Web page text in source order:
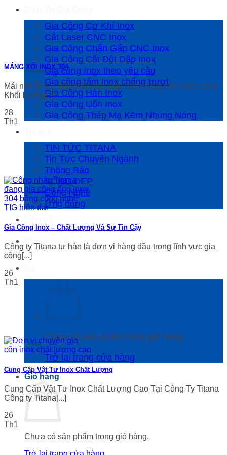
Gia Công Cơ Khí Inox
Cắt Laser CNC Inox
Gia Công Chấn Gấp CNC Inox
Gia Công Cắt Đột Dập Inox
Gia công Inox theo yêu cầu
Gia công tấm Inox chống trượt
Gia Công Hàn Inox
Gia Công Uốn Inox
Gia Công Thép Mạ Kẽm Nhúng Nóng
TIN TỨC TITANA
Tin Tức Chuyên Ngành
Thông Báo
SỐNG ĐẸP
Công Nghệ
Ứng dụng
Chưa có sản phẩm trong giỏ hàng.
Trở lại trang cửa hàng
Giỏ hàng
Chưa có sản phẩm trong giỏ hàng.
MÁNG XỐI INOX 304
Mái nhà là nơi tiếp nhận trực tiếp một lượng lớn nước mưa.
Khối lượng[...]
28
Th1
Gia Công Inox – Chất Lượng Và Sự Tin Cậy
Công ty Titana tự hào là đơn vị hàng đầu trong lĩnh vực gia
công[...]
26
Th1
Cung Cấp Vật Tư Inox Chất Lượng
Cung Cấp Vật Tư Inox Chất Lượng Cao Tại Công Ty Titana
Công ty Titana[...]
26
Th1